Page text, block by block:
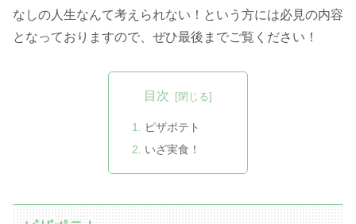
なしの人生なんて考えられない！という方には必見の内容
となっておりますので、ぜひ最後までご覧ください！
目次
ピザポテト
いざ実食！